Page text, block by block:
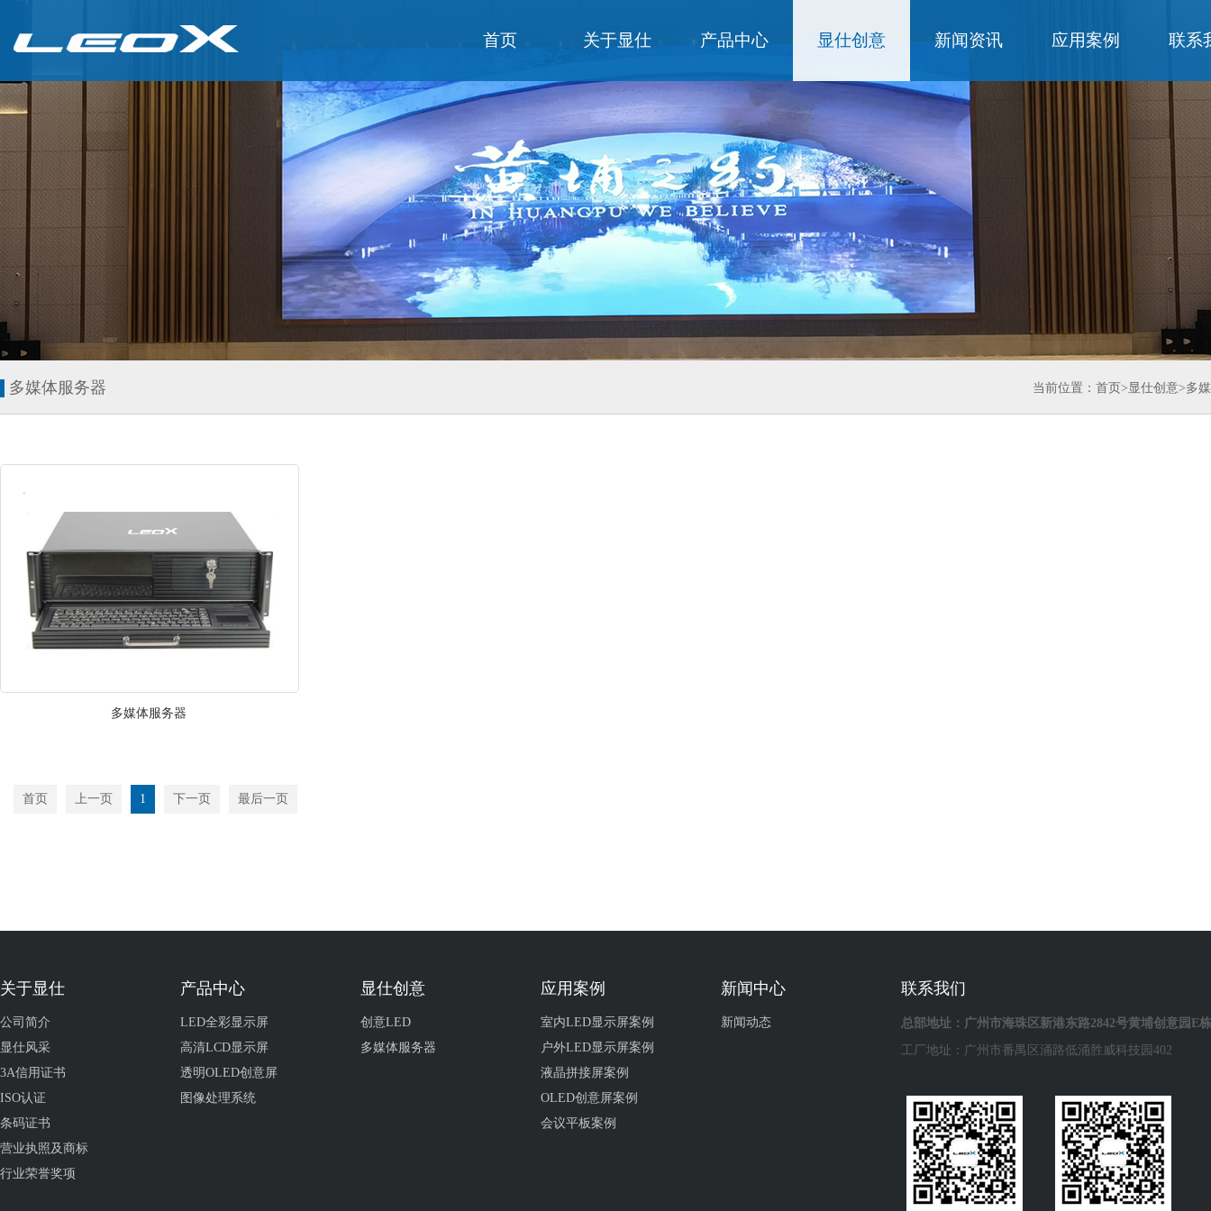
首页 关于显仕 产品中心 显仕创意 新闻资讯 应用案例 联系
多媒体服务器 当前位置： 首页 >显仕创意>多
多媒体服务器
首页 上一页 1 下一页 最后一页
关于显仕
公司简介
显仕风采
3A信用证书
ISO认证
条码证书
营业执照及商标
行业荣誉奖项
产品中心
LED全彩显示屏
高清LCD显示屏
透明OLED创意屏
图像处理系统
显仕创意
创意LED
多媒体服务器
应用案例
室内LED显示屏案例
户外LED显示屏案例
液晶拼接屏案例
OLED创意屏案例
会议平板案例
新闻中心
新闻动态
联系我们
总部地址：广州市海珠区新港东路2842号黄埔创意园E栋
工厂地址：广州市番禺区涌路低涌胜威科技园402